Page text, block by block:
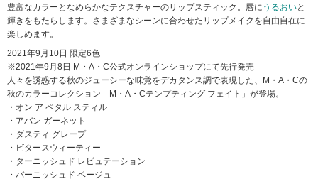
豊富なカラーとなめらかなテクスチャーのリップスティック。唇に うるおいと
輝きをもたらします。さまざまなシーンに合わせたリップメイクを自由自在に
楽しめます。
2021年9月10日 限定6色
※2021年9月8日 M・A・C公式オンラインショップにて先行発売
人々を誘惑する秋のジューシーな味覚をデカタンス調で表現した、M・A・Cの
秋のカラーコレクション「M・A・Cテンプティング フェイト」が登場。
・オン ア ペタル スティル
・アバン ガーネット
・ダスティ グレープ
・ビタースウィーティー
・ターニッシュド レピュテーション
・バーニッシュド ベージュ